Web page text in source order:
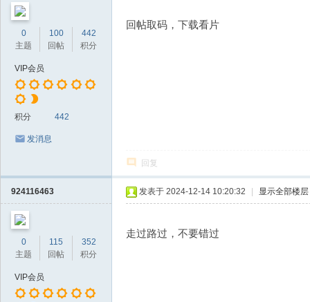
0
主题
100
回帖
442
积分
VIP会员
积分 442
发消息
回帖取码，下载看片
回复
924116463
0
主题
115
回帖
352
积分
VIP会员
发表于 2024-12-14 10:20:32 显示全部楼层
走过路过，不要错过